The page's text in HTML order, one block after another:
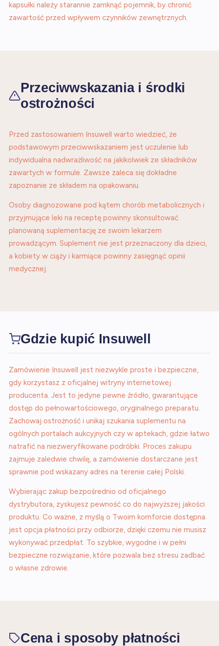
kapsułki należy starannie zamknąć pojemnik, by chronić
zawartość przed wpływem czynników zewnętrznych.
Przeciwwskazania i środki
ostrożności
Przed zastosowaniem Insuwell warto wiedzieć, że
podstawowym przeciwwskazaniem jest uczulenie lub
indywidualna nadwrażliwość na jakikolwiek ze składników
zawartych w formule. Zawsze zaleca się dokładne
zapoznanie ze składem na opakowaniu.
Osoby diagnozowane pod kątem chorób metabolicznych i
przyjmujące leki na receptę powinny skonsultować
planowaną suplementację ze swoim lekarzem
prowadzącym. Suplement nie jest przeznaczony dla dzieci,
a kobiety w ciąży i karmiące powinny zasięgnąć opinii
medycznej.
Gdzie kupić Insuwell
Zamówienie Insuwell jest niezwykle proste i bezpieczne,
gdy korzystasz z oficjalnej witryny internetowej
producenta. Jest to jedyne pewne źródło, gwarantujące
dostęp do pełnowartościowego, oryginalnego preparatu.
Zachowaj ostrożność i unikaj szukania suplementu na
ogólnych portalach aukcyjnych czy w aptekach, gdzie łatwo
natrafić na niezweryfikowane podróbki. Proces zakupu
zajmuje zaledwie chwilę, a zamówienie dostarczane jest
sprawnie pod wskazany adres na terenie całej Polski.
Wybierając zakup bezpośrednio od oficjalnego
dystrybutora, zyskujesz pewność co do najwyższej jakości
produktu. Co ważne, z myślą o Twoim komforcie dostępna
jest opcja płatności przy odbiorze, dzięki czemu nie musisz
wykonywać przedpłat. To szybkie, wygodne i w pełni
bezpieczne rozwiązanie, które pozwala bez stresu zadbać
o własne zdrowie.
Cena i sposoby płatności